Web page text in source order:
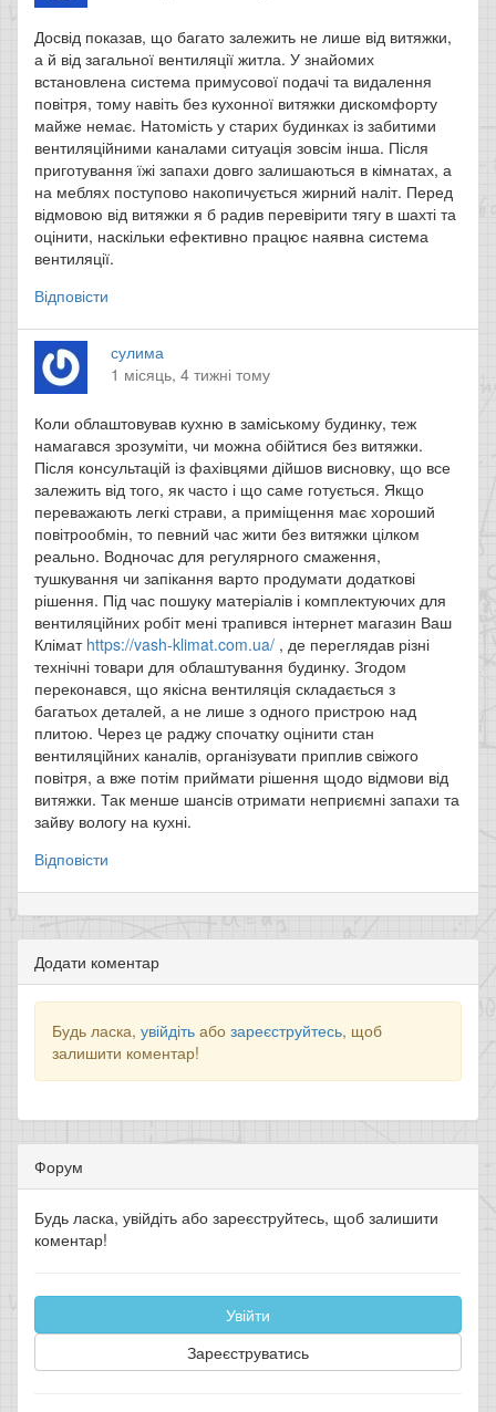
Досвід показав, що багато залежить не лише від витяжки,
а й від загальної вентиляції житла. У знайомих
встановлена система примусової подачі та видалення
повітря, тому навіть без кухонної витяжки дискомфорту
майже немає. Натомість у старих будинках із забитими
вентиляційними каналами ситуація зовсім інша. Після
приготування їжі запахи довго залишаються в кімнатах, а
на меблях поступово накопичується жирний наліт. Перед
відмовою від витяжки я б радив перевірити тягу в шахті та
оцінити, наскільки ефективно працює наявна система
вентиляції.
Відповісти
сулима
1 місяць, 4 тижні тому
Коли облаштовував кухню в заміському будинку, теж
намагався зрозуміти, чи можна обійтися без витяжки.
Після консультацій із фахівцями дійшов висновку, що все
залежить від того, як часто і що саме готується. Якщо
переважають легкі страви, а приміщення має хороший
повітрообмін, то певний час жити без витяжки цілком
реально. Водночас для регулярного смаження,
тушкування чи запікання варто продумати додаткові
рішення. Під час пошуку матеріалів і комплектуючих для
вентиляційних робіт мені трапився інтернет магазин Ваш
Клімат https://vash-klimat.com.ua/ , де переглядав різні
технічні товари для облаштування будинку. Згодом
переконався, що якісна вентиляція складається з
багатьох деталей, а не лише з одного пристрою над
плитою. Через це раджу спочатку оцінити стан
вентиляційних каналів, організувати приплив свіжого
повітря, а вже потім приймати рішення щодо відмови від
витяжки. Так менше шансів отримати неприємні запахи та
зайву вологу на кухні.
Відповісти
Додати коментар
Будь ласка, увійдіть або зареєструйтесь, щоб
залишити коментар!
Форум
Будь ласка, увійдіть або зареєструйтесь, щоб залишити
коментар!
Увійти
Зареєструватись